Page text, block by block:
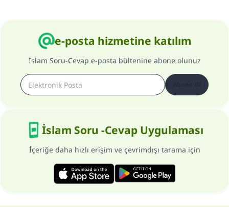
e-posta hizmetine katılım
İslam Soru-Cevap e-posta bültenine abone olunuz
İslam Soru -Cevap Uygulaması
İçeriğe daha hızlı erişim ve çevrimdışı tarama için